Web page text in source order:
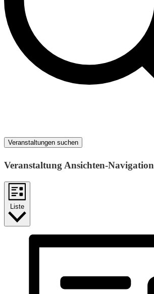
Veranstaltungen suchen
Veranstaltung Ansichten-Navigation
Liste